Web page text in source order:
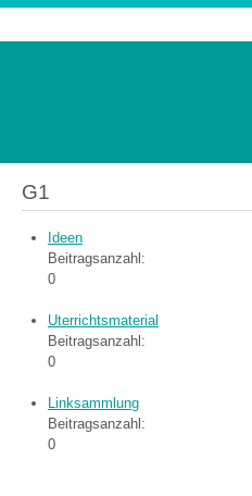
G1
Ideen
Beitragsanzahl:
0
Uterrichtsmaterial
Beitragsanzahl:
0
Linksammlung
Beitragsanzahl:
0